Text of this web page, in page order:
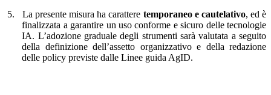
5.
La presente misura ha carattere temporaneo e cautelativo, ed è
finalizzata a garantire un uso conforme e sicuro delle tecnologie
IA. L’adozione graduale degli strumenti sarà valutata a seguito
della definizione dell’assetto organizzativo e della redazione
delle policy previste dalle Linee guida AgID.